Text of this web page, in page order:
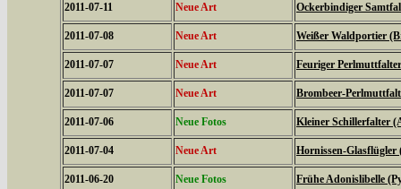
2011-07-11 Neue Art Ockerbindiger
2011-07-08 Neue Art Weißer Waldportier
2011-07-07 Neue Art Feuriger
2011-07-07 Neue Art Brombeer-
2011-07-06 Neue Fotos Kleiner Schillerfalter
2011-07-04 Neue Art Hornissen-Glasflügler
2011-06-20 Neue Fotos Frühe Adonislibelle